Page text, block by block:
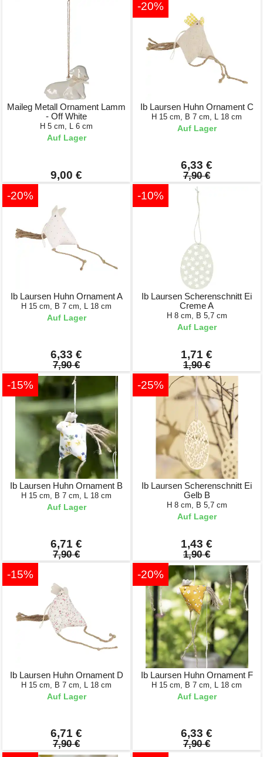
Maileg Metall Ornament Lamm
- Off White
H 5 cm, L 6 cm
Auf Lager
9,00 €
-20%
Ib Laursen Huhn Ornament C
H 15 cm, B 7 cm, L 18 cm
Auf Lager
6,33 €
7,90 €
-20%
Ib Laursen Huhn Ornament A
H 15 cm, B 7 cm, L 18 cm
Auf Lager
6,33 €
7,90 €
-10%
Ib Laursen Scherenschnitt Ei
Creme A
H 8 cm, B 5,7 cm
Auf Lager
1,71 €
1,90 €
-15%
Ib Laursen Huhn Ornament B
H 15 cm, B 7 cm, L 18 cm
Auf Lager
6,71 €
7,90 €
-25%
Ib Laursen Scherenschnitt Ei
Gelb B
H 8 cm, B 5,7 cm
Auf Lager
1,43 €
1,90 €
-15%
Ib Laursen Huhn Ornament D
H 15 cm, B 7 cm, L 18 cm
Auf Lager
6,71 €
7,90 €
-20%
Ib Laursen Huhn Ornament F
H 15 cm, B 7 cm, L 18 cm
Auf Lager
6,33 €
7,90 €